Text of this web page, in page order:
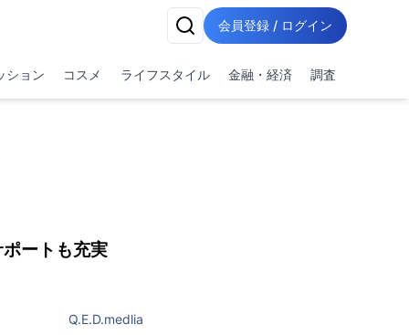
会員登録 / ログイン
ション コスメ ライフスタイル 金融・経済 調査
ポートも充実
Q.E.D.medlia